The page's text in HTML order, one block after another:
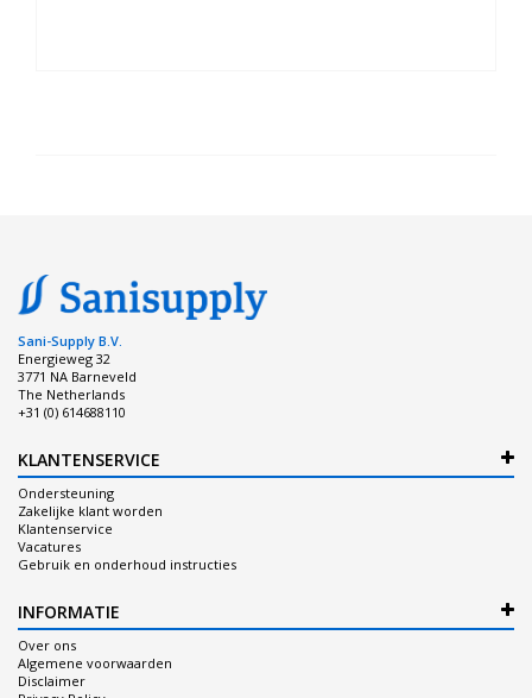
Sani-Supply B.V.
Energieweg 32
3771 NA Barneveld
The Netherlands
+31 (0) 614688110
KLANTENSERVICE
Ondersteuning
Zakelijke klant worden
Klantenservice
Vacatures
Gebruik en onderhoud instructies
INFORMATIE
Over ons
Algemene voorwaarden
Disclaimer